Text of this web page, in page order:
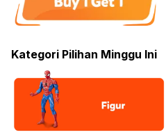
Kategori Pilihan Minggu Ini